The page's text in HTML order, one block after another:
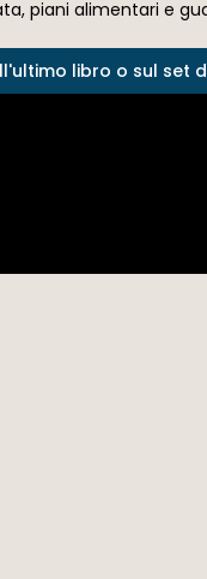
piani alimentari e
libro o sul set